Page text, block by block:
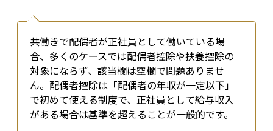
共働きで配偶者が正社員として働いている場
合、多くのケースでは配偶者控除や扶養控除の
対象にならず、該当欄は空欄で問題ありませ
ん。配偶者控除は「配偶者の年収が一定以下」
で初めて使える制度で、正社員として給与収入
がある場合は基準を超えることが一般的です。